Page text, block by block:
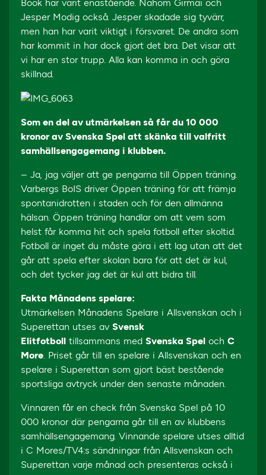
Book har varit enastående. Nahom Girmai och
Jesper Modig också. Jesper skadade sig tyvärr,
men han har varit viktigt i försvaret. De andra som
har kommit in har dock gjort det bra. Det visar att
vi har en stor trupp. Alla kan komma in och göra
skillnad.
Som en del av utmärkelsen så får du 10 000
kronor av Svenska Spel att skänka till valfritt
samhällsengagemang i klubben.
– Ja, jag väljer att ge pengarna till Öppen träning.
Varbergs BoIS driver Öppen träning för att främja
spontanidrotten i staden och för den allmänna
hälsan. Öppen träning handlar om att vem som
helst får komma hit och spela fotboll efter skoltid.
Fotboll är inget du måste göra i ett lag utan att det
går att spela efter skolan bara för att det är kul,
och det tycker jag det är kul att bidra till.
Fakta Månadens spelare:
Utmärkelsen Månadens Spelare i Allsvenskan och i
Superettan utses av Svensk
Elitfotboll tillsammans med Svenska Spel och C
More. Priset går till en spelare i Allsvenskan och en
spelare i Superettan som gjort bäst bestående
sportsliga avtryck under den senaste månaden.
Vinnaren får en check från Svenska Spel på 10
000 kronor där pengarna går till en av klubbens
samhällsengagemang. Vinnande spelare utses alltid
i C Mores/TV4:s sändningar från Allsvenskan och
Superettan varje månad och presenteras också i